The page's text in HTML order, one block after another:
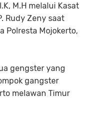
M.H melalui Kasat
Rudy Zeny saat
Polresta Mojokerto,
gengster yang
gangster
melawan Timur